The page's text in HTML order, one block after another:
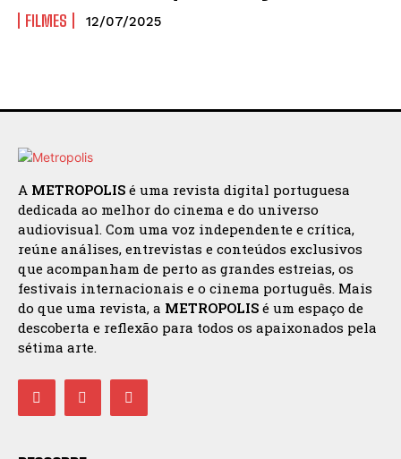
FILMES 12/07/2025
A METROPOLIS é uma revista digital portuguesa
dedicada ao melhor do cinema e do universo
audiovisual. Com uma voz independente e crítica,
reúne análises, entrevistas e conteúdos exclusivos
que acompanham de perto as grandes estreias, os
festivais internacionais e o cinema português. Mais
do que uma revista, a METROPOLIS é um espaço de
descoberta e reflexão para todos os apaixonados pela
sétima arte.